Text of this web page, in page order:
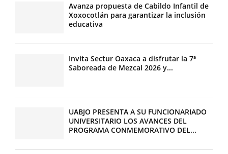
Avanza propuesta de Cabildo Infantil de
Xoxocotlán para garantizar la inclusión
educativa
Invita Sectur Oaxaca a disfrutar la 7ª
Saboreada de Mezcal 2026 y...
UABJO PRESENTA A SU FUNCIONARIADO
UNIVERSITARIO LOS AVANCES DEL
PROGRAMA CONMEMORATIVO DEL...